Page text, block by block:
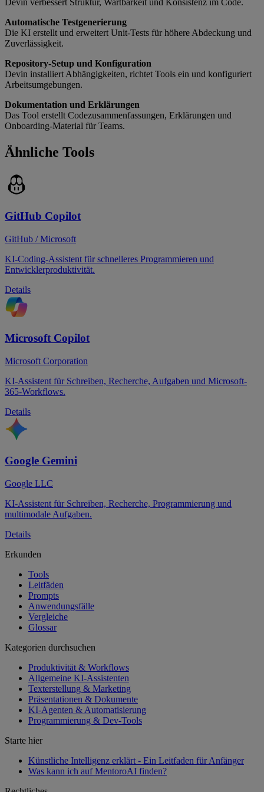
Devin verbessert Struktur, Wartbarkeit und Konsistenz im Code.
Automatische Testgenerierung
Die KI erstellt und erweitert Unit-Tests für höhere Abdeckung und
Zuverlässigkeit.
Repository-Setup und Konfiguration
Devin installiert Abhängigkeiten, richtet Tools ein und konfiguriert
Arbeitsumgebungen.
Dokumentation und Erklärungen
Das Tool erstellt Codezusammenfassungen, Erklärungen und
Onboarding-Material für Teams.
Ähnliche Tools
GitHub Copilot
GitHub / Microsoft
KI-Coding-Assistent für schnelleres Programmieren und
Entwicklerproduktivität.
Details
Microsoft Copilot
Microsoft Corporation
KI-Assistent für Schreiben, Recherche, Aufgaben und Microsoft-
365-Workflows.
Details
Google Gemini
Google LLC
KI-Assistent für Schreiben, Recherche, Programmierung und
multimodale Aufgaben.
Details
Erkunden
Tools
Leitfäden
Prompts
Anwendungsfälle
Vergleiche
Glossar
Kategorien durchsuchen
Produktivität & Workflows
Allgemeine KI-Assistenten
Texterstellung & Marketing
Präsentationen & Dokumente
KI-Agenten & Automatisierung
Programmierung & Dev-Tools
Starte hier
Künstliche Intelligenz erklärt - Ein Leitfaden für Anfänger
Was kann ich auf MentoroAI finden?